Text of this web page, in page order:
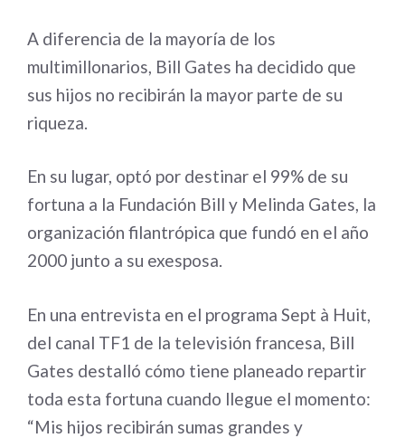
A diferencia de la mayoría de los
multimillonarios, Bill Gates ha decidido que
sus hijos no recibirán la mayor parte de su
riqueza.
En su lugar, optó por destinar el 99% de su
fortuna a la Fundación Bill y Melinda Gates, la
organización filantrópica que fundó en el año
2000 junto a su exesposa.
En una entrevista en el programa Sept à Huit,
del canal TF1 de la televisión francesa, Bill
Gates destalló cómo tiene planeado repartir
toda esta fortuna cuando llegue el momento:
“Mis hijos recibirán sumas grandes y